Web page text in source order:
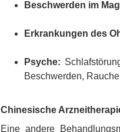
Beschwerden im
Erkrankungen des
Psyche:
Beschwerden,
Chinesische
Eine andere